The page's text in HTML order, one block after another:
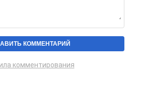
комментирования